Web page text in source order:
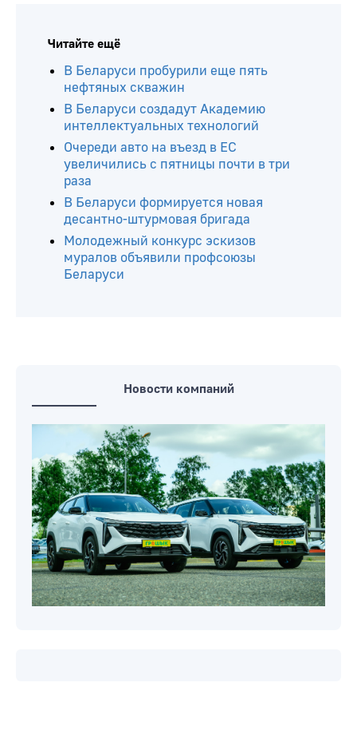
Читайте ещё
В Беларуси пробурили еще пять
нефтяных скважин
В Беларуси создадут Академию
интеллектуальных технологий
Очереди авто на въезд в ЕС
увеличились с пятницы почти в три
раза
В Беларуси формируется новая
десантно-штурмовая бригада
Молодежный конкурс эскизов
муралов объявили профсоюзы
Беларуси
Новости компаний